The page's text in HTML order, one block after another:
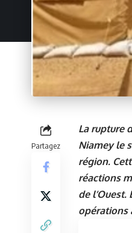
Partagez
La rupture
Niamey le
région.
réactions
de
opérations